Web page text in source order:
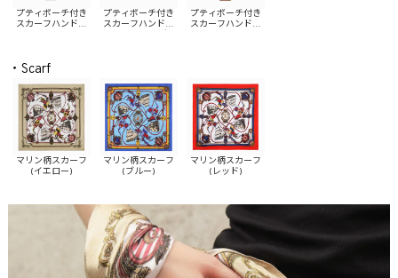
プティポーチ付き
スカーフハンドル
プティポーチ付き
スカーフハンドル
プティポーチ付き
スカーフハンドル
・Scarf
マリン柄スカーフ
(イエロー)
マリン柄スカーフ
(ブルー)
マリン柄スカーフ
(レッド)